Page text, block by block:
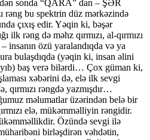
sonda “QARA” dan – ŞƏR
rəng bu spektrin düz mərkəzində
çıxış edir. Yəqin ki, bəşər
ilk rəng də məhz qırmızı, al-qırmızı
insanın özü yaralandıqda və ya
bulaşdıqda (yəqin ki, insan əlini
baş verə bilərdi… Çox güman ki,
xəbərini də, elə ilk sevgi
qırmızı rəngdə yazmışdır…
məlumatlar üzərindən belə bir
elə, mükəmməlliyin rəngidir.
Özündə sevgi ilə
birləşdirən vəhdətin,